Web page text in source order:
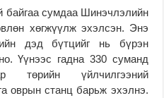
байгаа сумдаа Шинэчлэлийн
хөгжүүлж эхэлсэн. Энэ
дэд бүтцийг нь бүрэн
Үүнээс гадна 330 суманд
төрийн үйлчилгээний
оврын станц барьж эхэлнэ.